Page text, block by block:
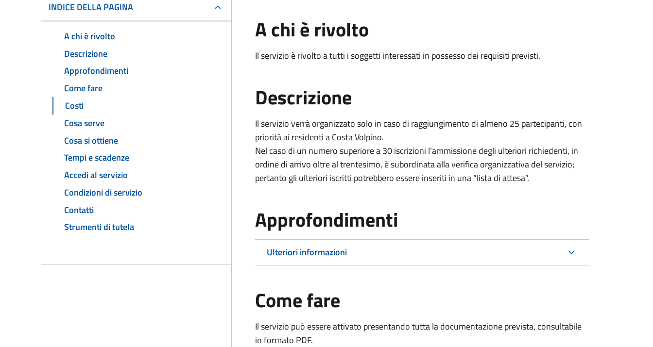
INDICE DELLA PAGINA
A chi è rivolto
Descrizione
Approfondimenti
Come fare
Costi
Cosa serve
Cosa si ottiene
Tempi e scadenze
Accedi al servizio
Condizioni di servizio
Contatti
Strumenti di tutela
A chi è rivolto
Il servizio è rivolto a tutti i soggetti interessati in possesso dei requisiti previsti.
Descrizione
Il servizio verrà organizzato solo in caso di raggiungimento di almeno 25 partecipanti, con
priorità ai residenti a Costa Volpino.
Nel caso di un numero superiore a 30 iscrizioni l’ammissione degli ulteriori richiedenti, in
ordine di arrivo oltre al trentesimo, è subordinata alla verifica organizzativa del servizio;
pertanto gli ulteriori iscritti potrebbero essere inseriti in una “lista di attesa”.
Approfondimenti
Ulteriori informazioni
Come fare
Il servizio può essere attivato presentando tutta la documentazione prevista, consultabile
in formato PDF.